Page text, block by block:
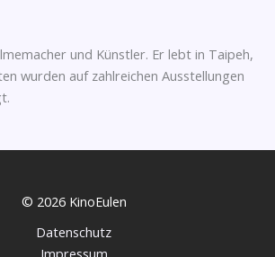
und Künstler. Er lebt in Taipeh,
wurden auf zahlreichen Ausstellungen
© 2026 KinoEulen
Datenschutz
Impressum